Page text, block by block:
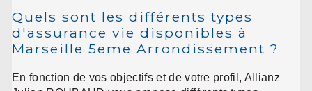
Quels sont les différents types
d'assurance vie disponibles à
Marseille 5eme Arrondissement ?
En fonction de vos objectifs et de votre profil, Allianz